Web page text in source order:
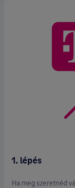
1. lépés
Ha meg szeretnéd